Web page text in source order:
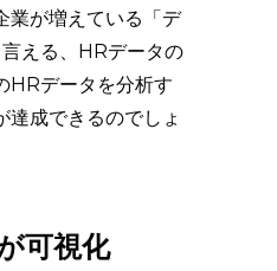
業が増えている「デ
える、HRデータの
HRデータを分析す
達成できるのでしょ
可視化